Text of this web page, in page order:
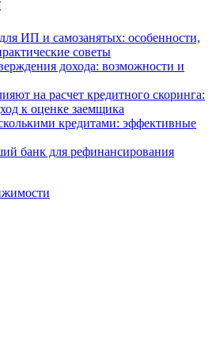
ИП и самозанятых: особенности,
советы
дохода: возможности и
на расчет кредитного скоринга:
к оценке заемщика
кредитами: эффективные
банк для рефинансирования